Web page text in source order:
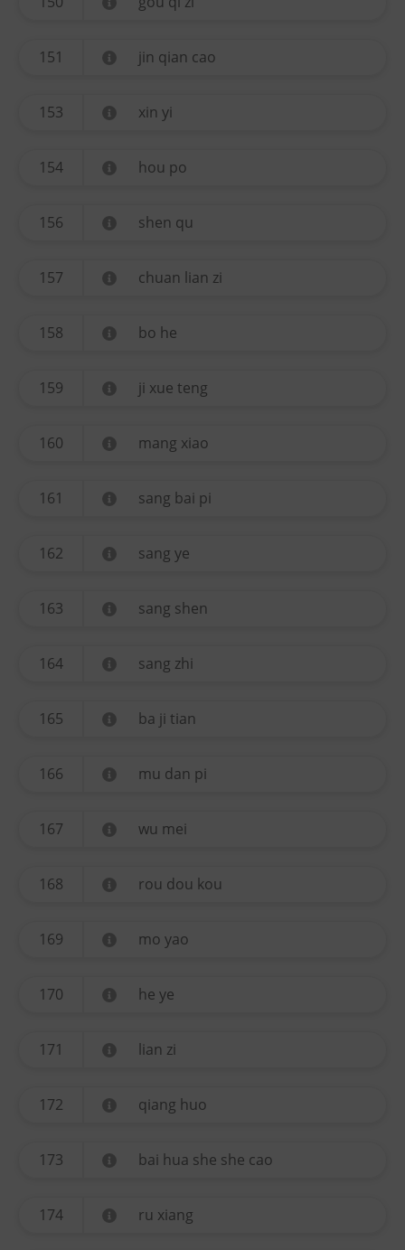
151 jin qian cao
153 xin yi
154 hou po
156 shen qu
157 chuan lian zi
158 bo he
159 ji xue teng
160 mang xiao
161 sang bai pi
162 sang ye
163 sang shen
164 sang zhi
165 ba ji tian
166 mu dan pi
167 wu mei
168 rou dou kou
169 mo yao
170 he ye
171 lian zi
172 qiang huo
173 bai hua she she cao
174 ru xiang